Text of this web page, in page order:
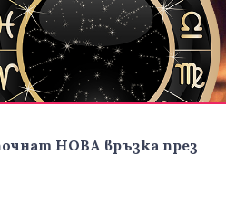
НОВА връзка през